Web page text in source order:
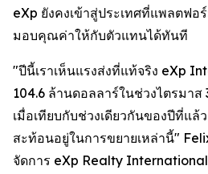
eXp ยังคงเข้าสู่ประเทศที่แพลตฟ
มอบคุณค่าให้กับตัวแทนได้ทันที
"ปีนี้เราเห็นแรงส่งที่แท้จริง eXp
104.6 ล้านดอลลาร์ในช่วงไตรมาส
เมื่อเทียบกับช่วงเดียวกันของปีที่แล้
สะท้อนอยู่ในการขยายเหล่านี้"
จัดการ eXp Realty